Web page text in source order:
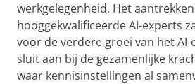
werkgelegenheid. Het
hooggekwalificeerde AI-experts
voor de verdere groei van het
sluit aan bij de gezamenlijke
waar kennisinstellingen al